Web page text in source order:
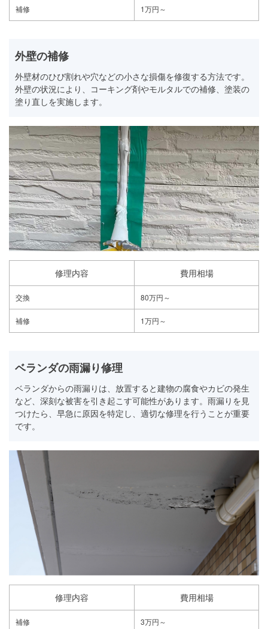
補修 1万円～
外壁の補修
外壁材のひび割れや穴などの小さな損傷を修復する方法です。
外壁の状況により、コーキング剤やモルタルでの補修、塗装の
塗り直しを実施します。
修理内容 費用相場
交換 80万円～
補修 1万円～
ベランダの雨漏り修理
ベランダからの雨漏りは、放置すると建物の腐食やカビの発生
など、深刻な被害を引き起こす可能性があります。雨漏りを見
つけたら、早急に原因を特定し、適切な修理を行うことが重要
です。
修理内容 費用相場
補修 3万円～